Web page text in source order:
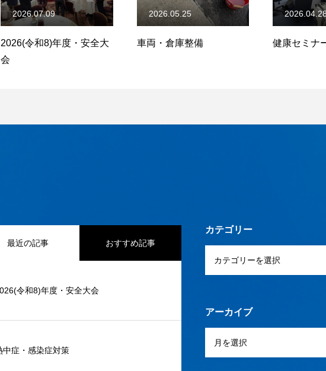
2026(令和8)年度・安全大
会
2026.07.09
車両・倉庫整備
2026.05.25
健康セミナ
最近の記事 おすすめ記事
令和8)年度・安全大会
中症・感染症対策
カテゴリー
アーカイブ